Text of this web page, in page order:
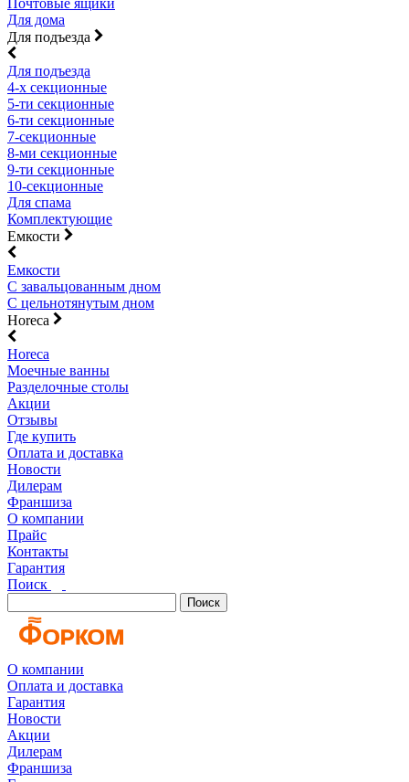
Почтовые ящики
Для дома
Для подъезда
Для подъезда
4-х секционные
5-ти секционные
6-ти секционные
7-секционные
8-ми секционные
9-ти секционные
10-секционные
Для спама
Комплектующие
Емкости
Емкости
С завальцованным дном
С цельнотянутым дном
Horeca
Horeca
Моечные ванны
Разделочные столы
Акции
Отзывы
Где купить
Оплата и доставка
Новости
Дилерам
Франшиза
О компании
Прайс
Контакты
Гарантия
Поиск
Поиск
О компании
Оплата и доставка
Гарантия
Новости
Акции
Дилерам
Франшиза